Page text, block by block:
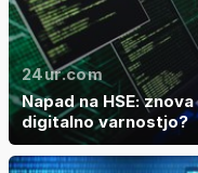
24ur.com
Napad na HSE:
digitalno varnostjo?